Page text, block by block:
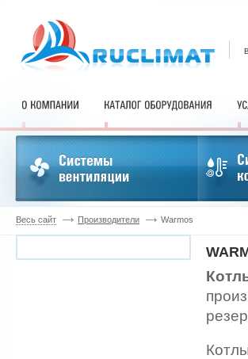
Весь сайт Производители Warmos